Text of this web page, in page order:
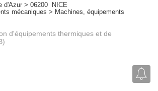
d'Azur > 06200 NICE
mécaniques > Machines, équipements
d'équipements thermiques et de